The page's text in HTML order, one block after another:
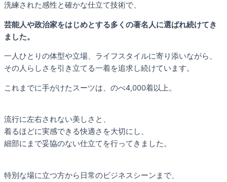
洗練された感性と確かな仕立て技術で、
芸能人や政治家をはじめとする多くの著名人に選ばれ続けてき
ました。
一人ひとりの体型や立場、ライフスタイルに寄り添いながら、
その人らしさを引き立てる一着を追求し続けています。
これまでに手がけたスーツは、のべ4,000着以上。
流行に左右されない美しさと、
着るほどに実感できる快適さを大切にし、
細部にまで妥協のない仕立てを行ってきました。
特別な場に立つ方から日常のビジネスシーンまで、